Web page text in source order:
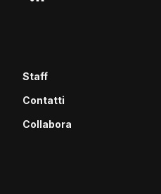
Staff
Contatti
Collabora